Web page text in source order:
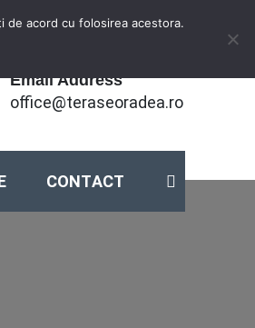
Email Address
office@teraseoradea.ro
CONTACT
de acord cu folosirea acestora.